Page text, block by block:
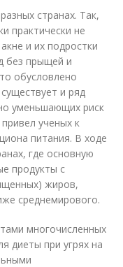
странах. Так,
практически не
и их подростки
без прыщей и
обусловлено
и ряд
уменьшающих риск
ученых к
питания. В ходе
где основную
продукты с
жиров,
среднемирового.
многочисленных
диеты при угрях на